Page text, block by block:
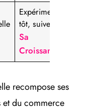
Expérimentez
tôt, suivez
Sa
Croissance
recompose ses
et du commerce